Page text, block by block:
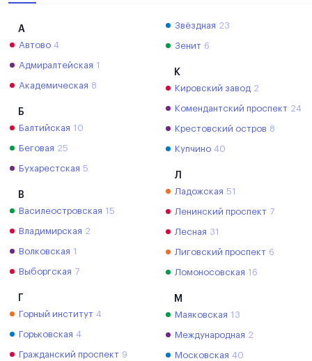
А
Автово 4
Адмиралтейская 1
Академическая 8
Б
Балтийская 10
Беговая 25
Бухарестская 5
В
Василеостровская 15
Владимирская 2
Волковская 1
Выборгская 7
Г
Горный институт 4
Горьковская 4
Гражданский проспект 9
Звёздная 23
Зенит 6
К
Кировский завод 2
Комендантский проспект 24
Крестовский остров 8
Купчино 40
Л
Ладожская 51
Ленинский проспект 7
Лесная 31
Лиговский проспект 6
Ломоносовская 16
М
Маяковская 13
Международная 2
Московская 40